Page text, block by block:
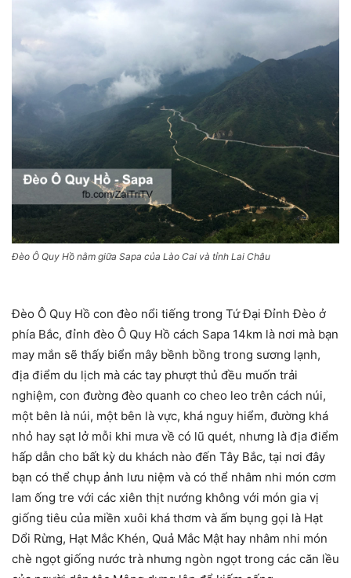
Đèo Ô Quy Hồ nằm giữa Sapa của Lào Cai và tỉnh Lai Châu
Đèo Ô Quy Hồ con đèo nổi tiếng trong Tứ Đại Đỉnh Đèo ở
phía Bắc, đỉnh đèo Ô Quy Hồ cách Sapa 14km là nơi mà bạn
may mắn sẽ thấy biển mây bềnh bồng trong sương lạnh,
địa điểm du lịch mà các tay phượt thủ đều muốn trải
nghiệm, con đường đèo quanh co cheo leo trên cách núi,
một bên là núi, một bên là vực, khá nguy hiểm, đường khá
nhỏ hay sạt lở mỗi khi mưa về có lũ quét, nhưng là địa điểm
hấp dẫn cho bất kỳ du khách nào đến Tây Bắc, tại nơi đây
bạn có thể chụp ảnh lưu niệm và có thể nhâm nhi món cơm
lam ống tre với các xiên thịt nướng không với món gia vị
giống tiêu của miền xuôi khá thơm và ấm bụng gọi là Hạt
Dổi Rừng, Hạt Mắc Khén, Quả Mắc Mật hay nhâm nhi món
chè ngọt giống nước trà nhưng ngòn ngọt trong các căn lều